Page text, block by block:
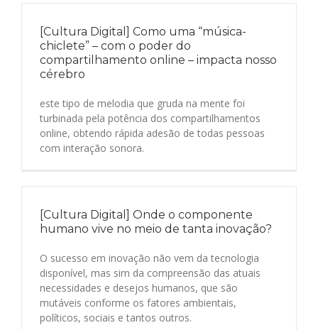
[Cultura Digital] Como uma “música-
chiclete” – com o poder do
compartilhamento online – impacta nosso
cérebro
este tipo de melodia que gruda na mente foi
turbinada pela potência dos compartilhamentos
online, obtendo rápida adesão de todas pessoas
com interação sonora.
[Cultura Digital] Onde o componente
humano vive no meio de tanta inovação?
O sucesso em inovação não vem da tecnologia
disponível, mas sim da compreensão das atuais
necessidades e desejos humanos, que são
mutáveis conforme os fatores ambientais,
políticos, sociais e tantos outros.